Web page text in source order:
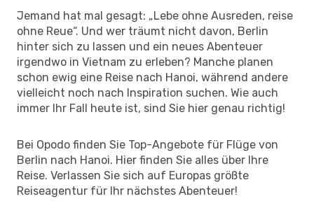
Jemand hat mal gesagt: „Lebe ohne Ausreden, reise
ohne Reue“. Und wer träumt nicht davon, Berlin
hinter sich zu lassen und ein neues Abenteuer
irgendwo in Vietnam zu erleben? Manche planen
schon ewig eine Reise nach Hanoi, während andere
vielleicht noch nach Inspiration suchen. Wie auch
immer Ihr Fall heute ist, sind Sie hier genau richtig!
Bei Opodo finden Sie Top-Angebote für Flüge von
Berlin nach Hanoi. Hier finden Sie alles über Ihre
Reise. Verlassen Sie sich auf Europas größte
Reiseagentur für Ihr nächstes Abenteuer!